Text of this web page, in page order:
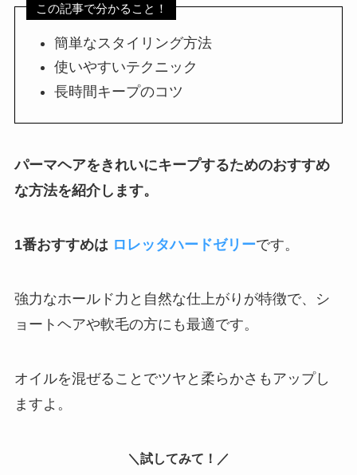
この記事で分かること！
簡単なスタイリング方法
使いやすいテクニック
長時間キープのコツ
パーマヘアをきれいにキープするためのおすすめ
な方法を紹介します。
1番おすすめは ロレッタハードゼリーです。
強力なホールド力と自然な仕上がりが特徴で、シ
ョートヘアや軟毛の方にも最適です。
オイルを混ぜることでツヤと柔らかさもアップし
ますよ。
＼試してみて！／